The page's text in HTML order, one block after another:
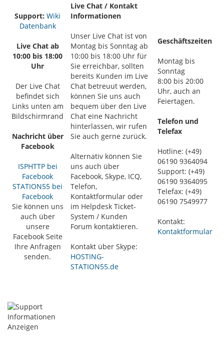
Support: Wiki
Datenbank
Live Chat ab
10:00 bis 18:00
Uhr
Der Live Chat
befindet sich
Links unten am
Bildschirmrand
Nachricht über
Facebook
ISPHTTP bei
Facebook
STATION55 bei
Facebook
Sie können uns
auch über
unsere
Facebook Seite
Ihre Anfragen
senden.
Live Chat / Kontakt
Informationen
Unser Live Chat ist von
Montag bis Sonntag ab
10:00 bis 18:00 Uhr für
Sie erreichbar, sollten
bereits Kunden im Live
Chat betreuut werden,
können Sie uns auch
bequem über den Live
Chat eine Nachricht
hinterlassen, wir rufen
Sie auch gerne zurück.
Alternativ können Sie
uns auch über
Facebook, Skype, ICQ,
Telefon,
Kontaktformular oder
im Helpdesk Ticket-
System / Kunden
Forum kontaktieren.
Kontakt über Skype:
HOSTING-
STATION55.de
Geschäftszeiten
Montag bis
Sonntag
8:00 bis 20:00
Uhr, auch an
Feiertagen.
Telefon und
Telefax
Hotline: (+49)
06190 9364094
Support: (+49)
06190 9364095
Telefax: (+49)
06190 7549977
Kontakt:
Kontaktformular